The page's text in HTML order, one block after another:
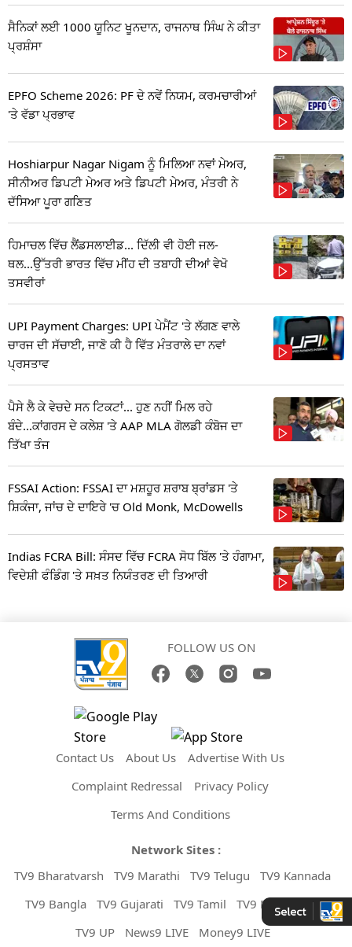
ਸੈਨਿਕਾਂ ਲਈ 1000 ਯੂਨਿਟ ਖੂਨਦਾਨ, ਰਾਜਨਾਥ ਸਿੰਘ ਨੇ ਕੀਤਾ
ਪ੍ਰਸ਼ੰਸਾ
EPFO Scheme 2026: PF ਦੇ ਨਵੇਂ ਨਿਯਮ, ਕਰਮਚਾਰੀਆਂ
'ਤੇ ਵੱਡਾ ਪ੍ਰਭਾਵ
Hoshiarpur Nagar Nigam ਨੂੰ ਮਿਲਿਆ ਨਵਾਂ ਮੇਅਰ,
ਸੀਨੀਅਰ ਡਿਪਟੀ ਮੇਅਰ ਅਤੇ ਡਿਪਟੀ ਮੇਅਰ, ਮੰਤਰੀ ਨੇ
ਦੱਸਿਆ ਪੂਰਾ ਗਣਿਤ
ਹਿਮਾਚਲ ਵਿੱਚ ਲੈਂਡਸਲਾਈਡ... ਦਿੱਲੀ ਵੀ ਹੋਈ ਜਲ-
ਥਲ...ਉੱਤਰੀ ਭਾਰਤ ਵਿੱਚ ਮੀਂਹ ਦੀ ਤਬਾਹੀ ਦੀਆਂ ਵੇਖੋ
ਤਸਵੀਰਾਂ
UPI Payment Charges: UPI ਪੇਮੈਂਟ 'ਤੇ ਲੱਗਣ ਵਾਲੇ
ਚਾਰਜ ਦੀ ਸੱਚਾਈ, ਜਾਣੋ ਕੀ ਹੈ ਵਿੱਤ ਮੰਤਰਾਲੇ ਦਾ ਨਵਾਂ
ਪ੍ਰਸਤਾਵ
ਪੈਸੇ ਲੈ ਕੇ ਵੇਚਦੇ ਸਨ ਟਿਕਟਾਂ... ਹੁਣ ਨਹੀਂ ਮਿਲ ਰਹੇ
ਬੰਦੇ...ਕਾਂਗਰਸ ਦੇ ਕਲੇਸ਼ 'ਤੇ AAP MLA ਗੋਲਡੀ ਕੰਬੋਜ ਦਾ
ਤਿੱਖਾ ਤੰਜ
FSSAI Action: FSSAI ਦਾ ਮਸ਼ਹੂਰ ਸ਼ਰਾਬ ਬ੍ਰਾਂਡਸ 'ਤੇ
ਸ਼ਿਕੰਜਾ, ਜਾਂਚ ਦੇ ਦਾਇਰੇ 'ਚ Old Monk, McDowells
Indias FCRA Bill: ਸੰਸਦ ਵਿੱਚ FCRA ਸੋਧ ਬਿੱਲ 'ਤੇ ਹੰਗਾਮਾ,
ਵਿਦੇਸ਼ੀ ਫੰਡਿੰਗ 'ਤੇ ਸਖ਼ਤ ਨਿਯੰਤਰਣ ਦੀ ਤਿਆਰੀ
FOLLOW US ON
Contact Us About Us
Advertise With Us
Complaint Redressal
Privacy Policy
Terms And Conditions
Network Sites :
TV9 Bharatvarsh
TV9 Marathi TV9 Telugu
TV9 Kannada
TV9 Bangla
TV9 Gujarati TV9 Tamil
TV9 Malayalam
TV9 UP
News9 LIVE Money9 LIVE